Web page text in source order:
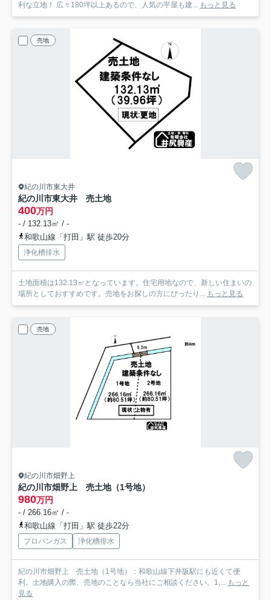
利な立地！ 広々180坪以上あるので、人気の平屋も建... もっと見る
売地
紀の川市東大井
紀の川市東大井 売土地
400万円
- / 132.13㎡ / -
和歌山線「打田」駅 徒歩20分
浄化槽排水
土地面積は132.13㎡となっています。住宅用地なので、新しい住まいの
場所としておすすめです。売地をお探しの方にぴったり... もっと見る
売地
紀の川市畑野上
紀の川市畑野上 売土地（1号地）
980万円
- / 266.16㎡ / -
和歌山線「打田」駅 徒歩22分
プロパンガス 浄化槽排水
紀の川市畑野上 売土地（1号地）：和歌山線下井阪駅にも近くて便
利。土地購入の際、売地のことなら当社にご相談ください。1,... もっと
見る